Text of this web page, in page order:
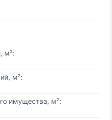
м²:
м²:
имущества, м²: